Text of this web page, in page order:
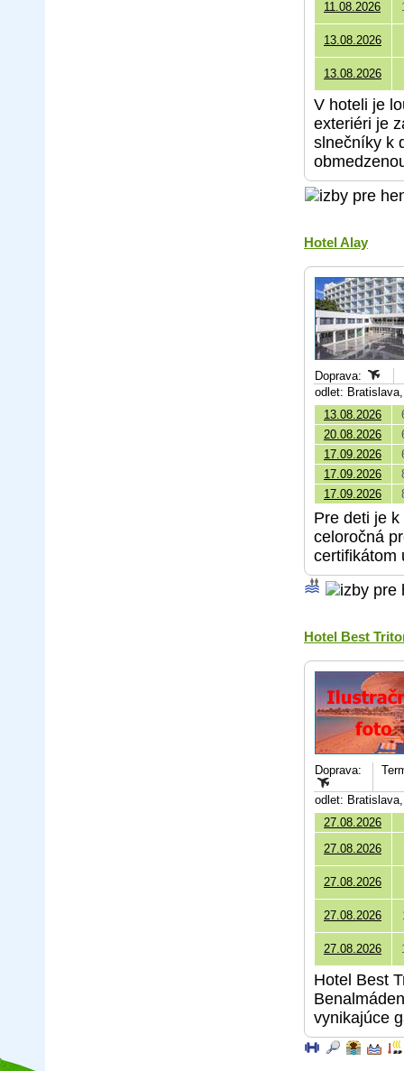
11.08.2026
13.08.2026
13.08.2026
V hoteli je
exteriéri je
slnečníky k
Hotel Alay
Doprava:
odlet:
13.08.2026
20.08.2026
17.09.2026
17.09.2026
17.09.2026
Pre deti je
celoročná
certifikátom
Hotel Best
Doprava:
odlet:
27.08.2026
27.08.2026
27.08.2026
27.08.2026
27.08.2026
Hotel Best
vynikajúce